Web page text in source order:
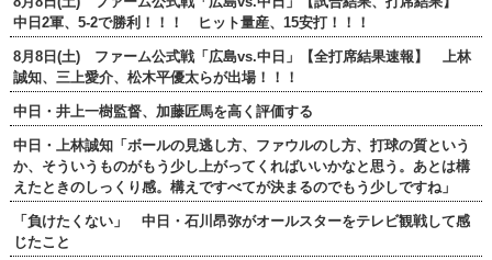
中日2軍、5-2で勝利！！！ ヒット量産、15安打！！！
8月8日(土) ファーム公式戦「広島vs.中日」【全打席結果速報】 上林
誠知、三上愛介、松木平優太らが出場！！！
中日・井上一樹監督、加藤匠馬を高く評価する
中日・上林誠知「ボールの見逃し方、ファウルのし方、打球の質という
か、そういうものがもう少し上がってくればいいかなと思う。あとは構
えたときのしっくり感。構えですべてが決まるのでもう少しですね」
「負けたくない」 中日・石川昂弥がオールスターをテレビ観戦して感
じたこと